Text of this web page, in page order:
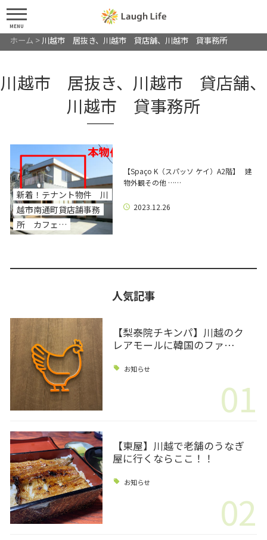
MENU
ホーム > 川越市 居抜き、川越市 貸店舗、川越市 貸事務所
川越市 居抜き、川越市 貸店舗、
川越市 貸事務所
新着！テナント物件 川
越市南通町貸店舗事務
所 カフェ…
【Spaço K（スパッソ ケイ）A2階】 建
物外観その他 ……
2023.12.26
人気記事
【梨泰院チキンパ】川越のク
レアモールに韓国のファ…
お知らせ
01
【東屋】川越で老舗のうなぎ
屋に行くならここ！！
お知らせ
02